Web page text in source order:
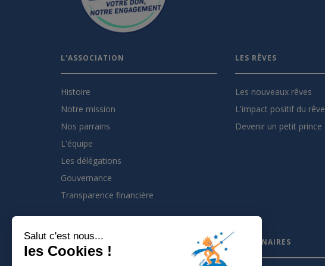
Salut c'est nous...
les Cookies !
L'ASSOCIATION
Histoire
Notre mission
Nos parrains
L'équipe
Les délégations
Gouvernance
Transparence financière
LES RÊVES
Les nouveaux rêves
L'impact positif du rêve
Devenir un petit prince
INSCRIVEZ VOUS À LA NEWSLETTER PARTENAIRES